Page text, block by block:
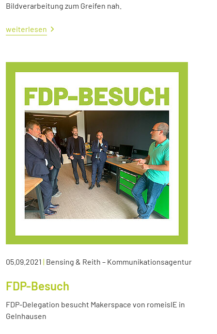
Bildverarbeitung zum Greifen nah.
weiterlesen
05.09.2021 | Bensing & Reith – Kommunikationsagentur
FDP-Besuch
FDP-Delegation besucht Makerspace von romeisIE in
Gelnhausen